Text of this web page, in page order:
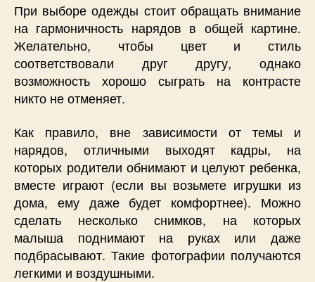
При выборе одежды стоит обращать внимание
на гармоничность нарядов в общей картине.
Желательно, чтобы цвет и стиль
соответствовали друг другу, однако
возможность хорошо сыграть на контрасте
никто не отменяет.
Как правило, вне зависимости от темы и
нарядов, отличными выходят кадры, на
которых родители обнимают и целуют ребенка,
вместе играют (если вы возьмете игрушки из
дома, ему даже будет комфортнее). Можно
сделать несколько снимков, на которых
малыша поднимают на руках или даже
подбрасывают. Такие фотографии получаются
легкими и воздушными.